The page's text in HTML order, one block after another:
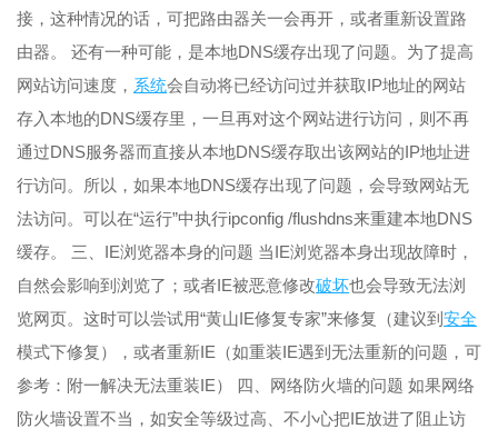
接，这种情况的话，可把路由器关一会再开，或者重新设置路
由器。 还有一种可能，是本地DNS缓存出现了问题。为了提高
网站访问速度， 系统会自动将已经访问过并获取IP地址的网站
存入本地的DNS缓存里，一旦再对这个网站进行访问，则不再
通过DNS服务器而直接从本地DNS缓存取出该网站的IP地址进
行访问。所以，如果本地DNS缓存出现了问题，会导致网站无
法访问。可以在“运行”中执行ipconfig /flushdns来重建本地DNS
缓存。 三、IE浏览器本身的问题 当IE浏览器本身出现故障时，
自然会影响到浏览了；或者IE被恶意修改破坏也会导致无法浏
览网页。这时可以尝试用“黄山IE修复专家”来修复（建议到 安全
模式下修复），或者重新IE（如重装IE遇到无法重新的问题，可
参考：附一解决无法重装IE） 四、网络防火墙的问题 如果网络
防火墙设置不当，如安全等级过高、不小心把IE放进了阻止访